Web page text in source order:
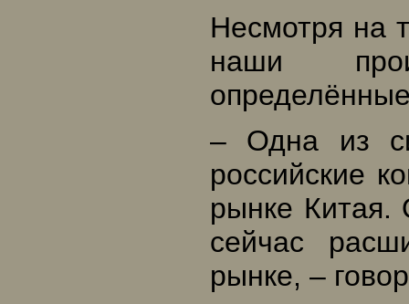
Несмотря на
наши
– Одна из
российские
рынке Китая.
сейчас
рынке, –